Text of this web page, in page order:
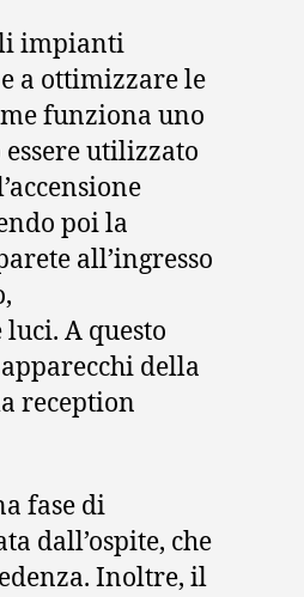
impianti
a ottimizzare le
funziona uno
utilizzato
poi la
all’ingresso
A questo
della
reception
fase di
dall’ospite, che
Inoltre, il